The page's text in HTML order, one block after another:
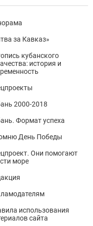
за Кавказ»
кубанского
история и
2000-2018
Формат успеха
День Победы
Они помогают
море
использования
сайта